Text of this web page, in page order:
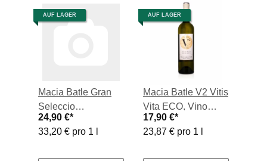
AUF LAGER
Macia Batle Gran
Seleccio
Chardonnay, Vino
Blanco 2025, 0,75-l-
24,90 €*
33,20 € pro 1 l
AUF LAGER
Macia Batle V2 Vitis
Vita ECO, Vino
Blanco 2025, 0,75-l-
Flasche
17,90 €*
23,87 € pro 1 l